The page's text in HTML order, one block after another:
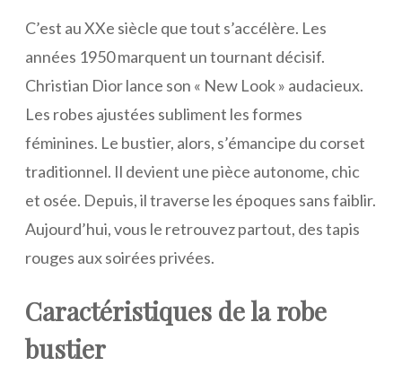
C’est au XXe siècle que tout s’accélère. Les
années 1950 marquent un tournant décisif.
Christian Dior lance son « New Look » audacieux.
Les robes ajustées subliment les formes
féminines. Le bustier, alors, s’émancipe du corset
traditionnel. Il devient une pièce autonome, chic
et osée. Depuis, il traverse les époques sans faiblir.
Aujourd’hui, vous le retrouvez partout, des tapis
rouges aux soirées privées.
Caractéristiques de la robe
bustier